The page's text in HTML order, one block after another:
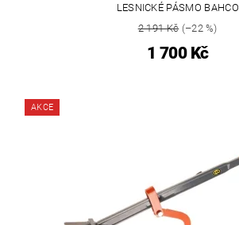
LESNICKÉ PÁSMO BAHCO
2 191 Kč(–22 %)
1 700 Kč
AKCE